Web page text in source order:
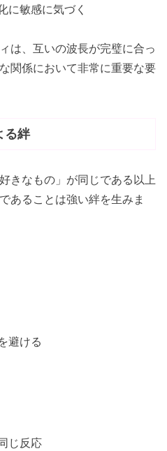
に敏感に気づく
は、互いの波長が完璧に合っ
関係において非常に重要な要
る絆
きなもの」が同じである以上
あることは強い絆を生みま
避ける
じ反応